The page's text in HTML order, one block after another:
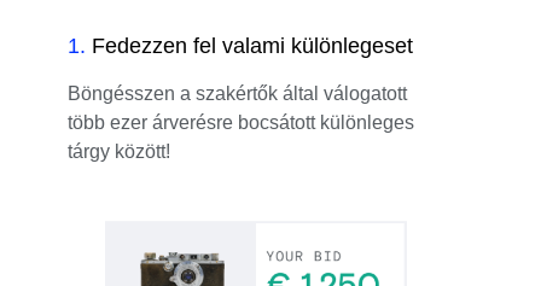
1. Fedezzen fel valami különlegeset
Böngésszen a szakértők által válogatott
több ezer árverésre bocsátott különleges
tárgy között!